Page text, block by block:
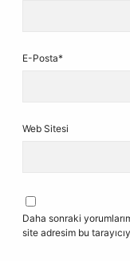
E-Posta*
Web Sitesi
Daha sonraki
site adresim bu